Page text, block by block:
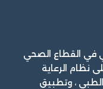
في القطاع الصحي
نظام الرعاية
الطبي ، وتطبيق